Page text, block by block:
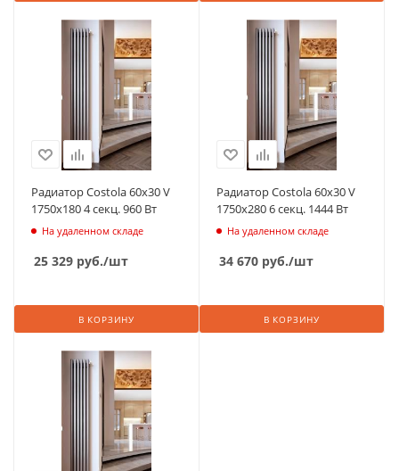
Радиатор Costola 60х30 V
1750х180 4 секц. 960 Вт
На удаленном складе
25 329 руб./шт
В КОРЗИНУ
Радиатор Costola 60х30 V
1750х280 6 секц. 1444 Вт
На удаленном складе
34 670 руб./шт
В КОРЗИНУ